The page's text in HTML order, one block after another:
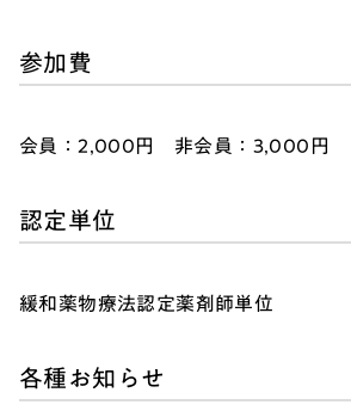
参加費
会員：2,000円 非会員：3,000円
認定単位
緩和薬物療法認定薬剤師単位
各種お知らせ